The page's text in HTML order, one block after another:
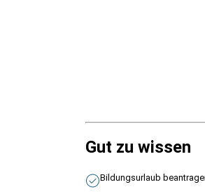
Gut zu wissen
Bildungsurlaub